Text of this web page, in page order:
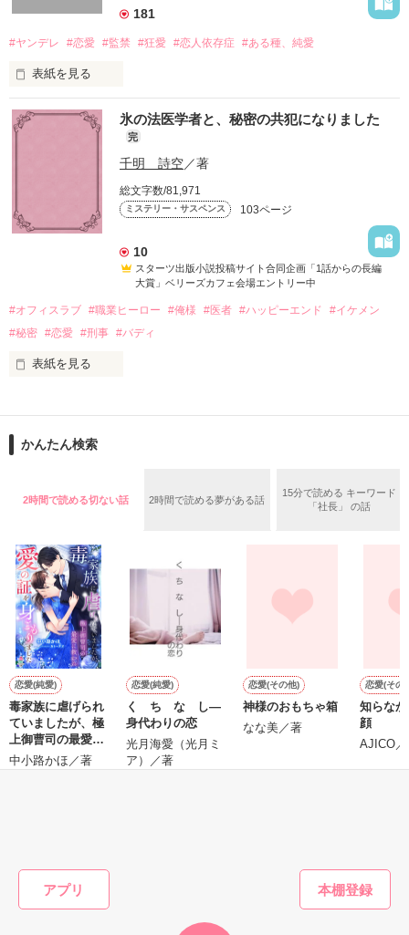
アプリ
自分も子供も着飾り、有名な幼児教室に通う女に
いったい、何があったのか？
幼児教室で出会った、奈美、杏子、真琴。
３人は日々の子育てのことや日常のことをブログに綴っていく
お互いの日常を垣間見ることになり
彼女らのモラル（倫理、道徳）が壊れ始め…
モラルハザードを起こす…
＊モラルハザード
倫理の欠如。倫理観や道徳的節度がなくなり，社会的な責任を
果たさないこと。
wikipediaより
＊＊＊＊＊＊＊＊＊＊＊＊
森川奈美　27歳
娘　向日葵（ひまり）　　２歳
相原真琴　28歳
息子　　斗夢（トム）　２歳
181
#ヤンデレ #恋愛 #監禁 #狂愛 #恋人依存症 #ある種、純愛
表紙を見る
大学二年の冬のこと
｢久しぶり。いやぁ、脱獄するのに苦労したよ｣
爽やかに語る囚人
｢君に会うために、俺、頑張ったんだよ。
ああ、もう離さない｣
彼が、帰ってきた
そう理解するのには大分時間がかかり
※2009年2月15日完結作品。
作品を読む
氷の法医学者と、秘密の共犯になりました
完
千明 詩空／著
総文字数/81,971
ミステリー・サスペンス 103ページ
10
スターツ出版小説投稿サイト合同企画「1話からの長編
大賞」ベリーズカフェ会場エントリー中
#オフィスラブ #職業ヒーロー #俺様 #医者 #ハッピーエンド
#イケメン
#秘密 #恋愛 #刑事 #バディ
表紙を見る
集部おすすめ作品
かんたん検索
2時間で読める切ない話 2時間で読める夢がある話
15分で読める キーワード
「社長」 の話
恋愛(純愛)
毒家族に虐げられ
ていましたが、極
上御曹司の最愛に
救われ愛の証を身
ごもりました
中小路かほ／著
恋愛(純愛)
く ち な し―
身代わりの恋
光月海愛（光月ミ
ア）／著
恋愛(その他)
神様のおもちゃ箱
なな美／著
恋愛(その
知らな
顔
AJICO